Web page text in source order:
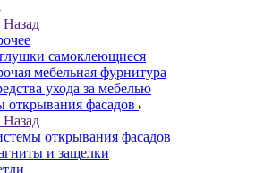
Назад
самоклеющиеся
мебельная фурнитура
ухода за мебелью
открывания фасадов
Назад
открывания фасадов
и защелки